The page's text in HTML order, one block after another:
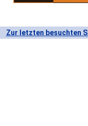
Zur letzten besuchten